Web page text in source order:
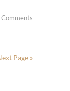
Page »